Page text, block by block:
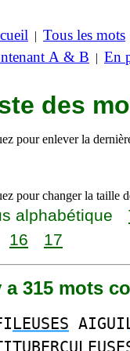
| Tous les mots
A & B | En
des
pour enlever la
pour changer la taille
alphabétique
16 17
a 315 mots
LEUSES